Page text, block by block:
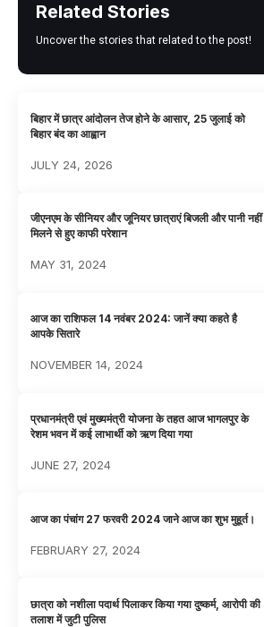
Related Stories
Uncover the stories that related to the post!
बिहार में छात्र आंदोलन तेज होने के आसार, 25 जुलाई को
बिहार बंद का आह्वान
JULY 24, 2026
जीएनएम के सीनियर और जूनियर छात्राएं बिजली और पानी नहीं
मिलने से हुए काफी परेशान
MAY 31, 2024
आज का राशिफल 14 नवंबर 2024: जानें क्या कहते है
आपके सितारे
NOVEMBER 14, 2024
प्रधानमंत्री एवं मुख्यमंत्री योजना के तहत आज भागलपुर के
रेशम भवन में कई लाभार्थी को ऋण दिया गया
JUNE 27, 2024
आज का पंचांग 27 फरवरी 2024 जाने आज का शुभ मुहूर्त।
FEBRUARY 27, 2024
छात्रा को नशीला पदार्थ पिलाकर किया गया दुष्कर्म, आरोपी की
तलाश में जुटी पुलिस